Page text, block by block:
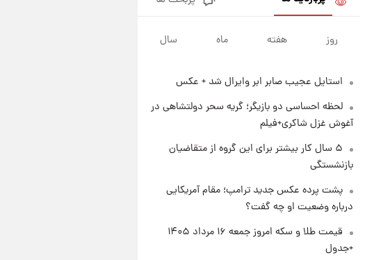
جزئیات فعال‌سازی «کیف پول
ایران» اعلام شد+فیلم
۱ روز پیش
۱۵ مرداد ۱۴۰۵ +جدول
قیمت طلا و سکه امروز پنجشنبه
۱۵ مرداد ۱۴۰۵
شارژ جدید کالابرگ برای سه
روز هفته ماه سال
استایل عجیب صابر ابر وایرال شد + عکس
لحظه احساسی دو بازیگر؛ گریه سحر دولتشاهی در
آغوش غزل شاکری+فیلم
۵ سال کار بیشتر برای این گروه از متقاضیان
بازنشستگی
پشت پرده عکس جدید ترامپ؛ مقام آمریکایی
درباره وضعیت او چه گفت؟
قیمت طلا و سکه امروز جمعه ۱۶ مرداد ۱۴۰۵
+جدول